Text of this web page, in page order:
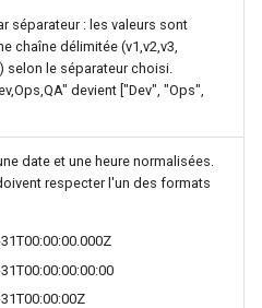
séparateur : les valeurs sont
chaîne délimitée (v1,v2,v3,
selon le séparateur choisi.
devient ["Dev", "Ops",
date et une heure normalisées.
respecter l'un des formats